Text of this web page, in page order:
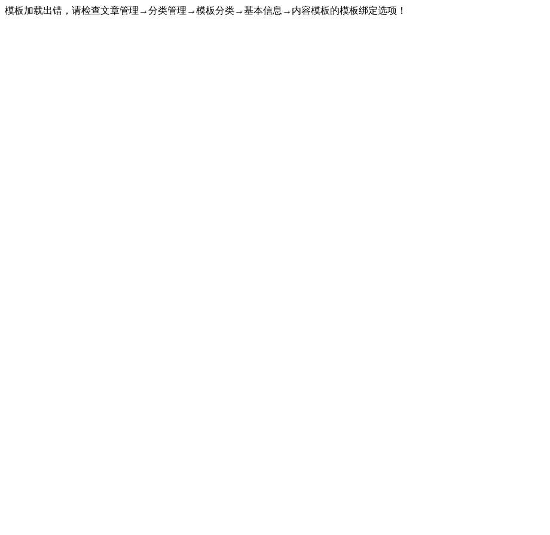
模板加载出错，请检查文章管理→分类管理→模板分类→基本信息→内容模板的模板绑定选项！